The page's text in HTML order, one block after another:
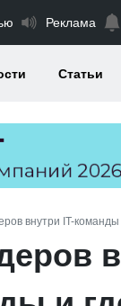
Реклама
Статьи
внутри IT-